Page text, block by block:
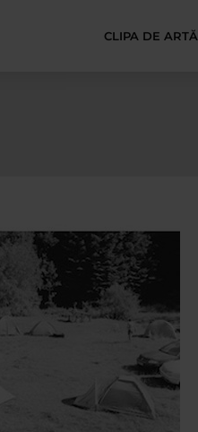
CLIPA DE ARTĂ